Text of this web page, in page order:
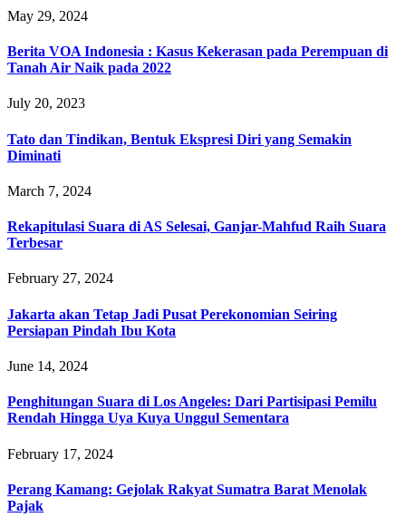
May 29, 2024
Berita VOA Indonesia : Kasus Kekerasan pada Perempuan di
Tanah Air Naik pada 2022
July 20, 2023
Tato dan Tindikan, Bentuk Ekspresi Diri yang Semakin
Diminati
March 7, 2024
Rekapitulasi Suara di AS Selesai, Ganjar-Mahfud Raih Suara
Terbesar
February 27, 2024
Jakarta akan Tetap Jadi Pusat Perekonomian Seiring
Persiapan Pindah Ibu Kota
June 14, 2024
Penghitungan Suara di Los Angeles: Dari Partisipasi Pemilu
Rendah Hingga Uya Kuya Unggul Sementara
February 17, 2024
Perang Kamang: Gejolak Rakyat Sumatra Barat Menolak
Pajak